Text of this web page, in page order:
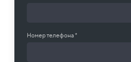
Номер телефона *